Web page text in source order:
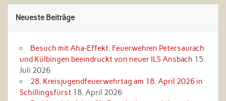
Neueste Beiträge
Besuch mit Aha‑Effekt: Feuerwehren Petersaurach
und Külbingen beeindruckt von neuer ILS Ansbach 15.
Juli 2026
28. Kreisjugendfeuerwehrtag am 18. April 2026 in
Schillingsfürst 18. April 2026